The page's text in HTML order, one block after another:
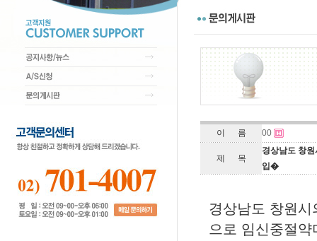
이 름 00
제 목
경상남도 창
입�
경상남도 창원
으로 임신중절